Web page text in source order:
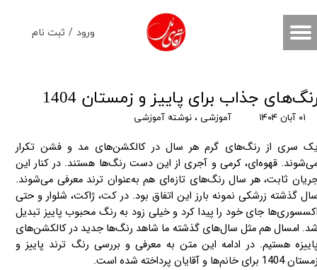
ورود / ثبت نام
حساب کاربری من
سفارشات
خروج از حساب کاربری
جذاب برای پاییز و زمستان 1404
۰۱ آبان ۱۴۰۴ آموزشی ، نوشته آموزشی
سری از رنگ‌های گرم هر سال در کالکشن‌های مد و فشن تکرار
قهوه‌ای، کرمی و آجری از این دست رنگ‌ها هستند. در کنار این
ثابت، هر سال رنگ‌های تازه‌ای هم به‌عنوان ترند معرفی می‌شوند.
گذشته زرشکی نمونه بارز این اتفاق بود. در کت، ژاکت، شلوار و حتی
جای خود را پیدا کرد و خیلی زود به رنگ محبوب پاییز تبدیل
امسال هم مثل سال‌های گذشته ما شاهد رنگ‌ها جدید در کالکشن‌های
هستیم. در ادامه این متن به معرفی و بررسی رنگ‌ ترند پاییز و
1404 برای خانم‌ها و آقایان پرداخته شده است.